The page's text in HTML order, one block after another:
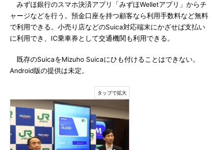
みずほ銀行のスマホ決済アプリ「みずほWelletアプリ」からチ
ャージなどを行う。預金口座を持つ顧客なら利用手数料など無料
で利用できる。小売り店などのSuica対応端末にかざせば支払い
に利用でき、IC乗車券として交通機関も利用できる。
既存のSuicaをMizuho Suicaにひも付けることはできない。
Android版の提供は未定。